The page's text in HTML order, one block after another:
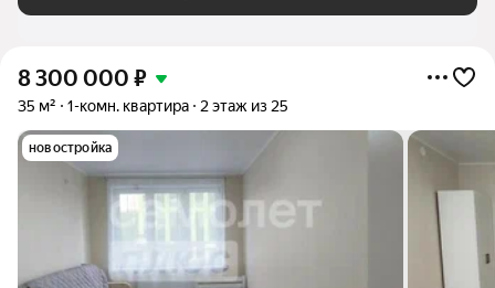
8 300 000 ₽
35 м² 1-комн. квартира 2 этаж из 25
новостройка